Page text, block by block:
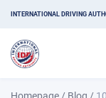
INTERNATIONAL DRIVING